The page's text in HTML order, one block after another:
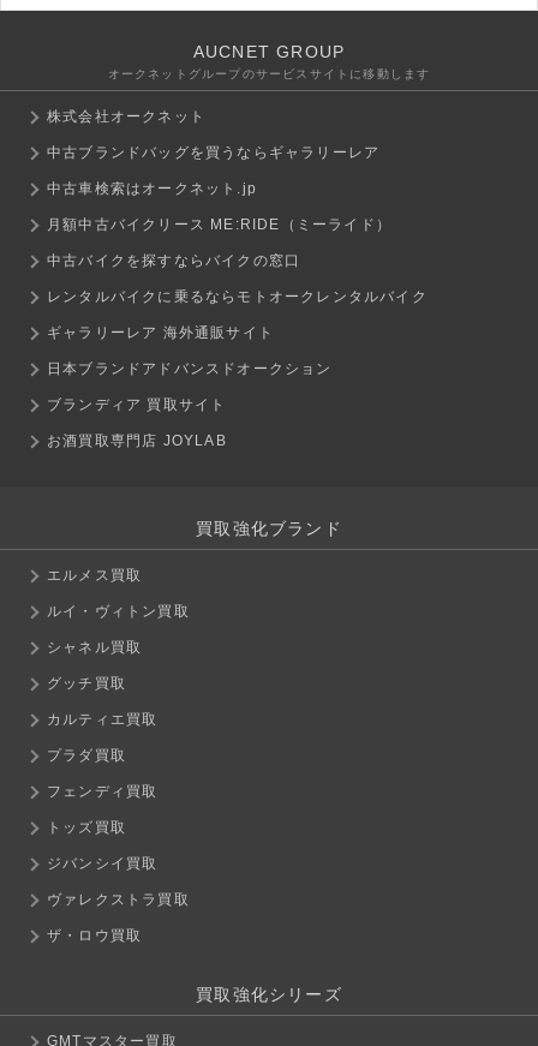
AUCNET GROUP
オークネットグループのサービスサイトに移動します
株式会社オークネット
中古ブランドバッグを買うならギャラリーレア
中古車検索はオークネット.jp
月額中古バイクリース ME:RIDE（ミーライド）
中古バイクを探すならバイクの窓口
レンタルバイクに乗るならモトオークレンタルバイク
ギャラリーレア 海外通販サイト
日本ブランドアドバンスドオークション
ブランディア 買取サイト
お酒買取専門店 JOYLAB
買取強化ブランド
エルメス買取
ルイ・ヴィトン買取
シャネル買取
グッチ買取
カルティエ買取
プラダ買取
フェンディ買取
トッズ買取
ジバンシイ買取
ヴァレクストラ買取
ザ・ロウ買取
買取強化シリーズ
GMTマスター買取